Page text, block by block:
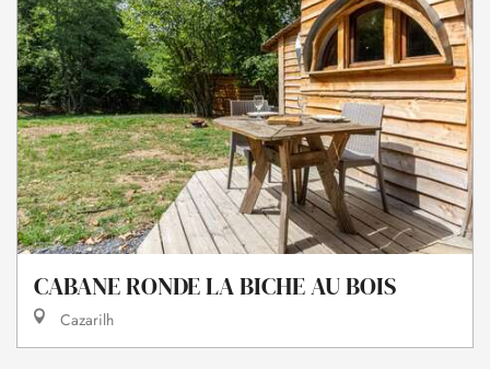
CABANE RONDE LA BICHE AU BOIS
Cazarilh